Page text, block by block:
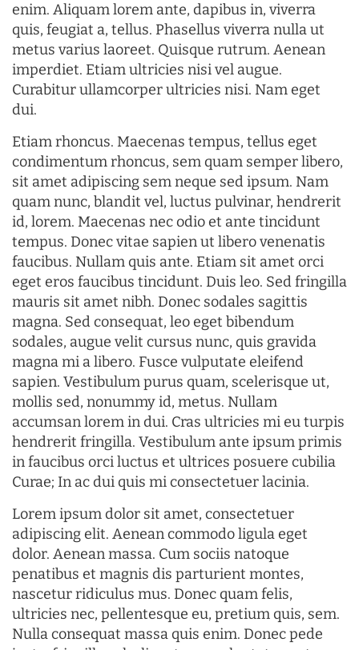
enim. Aliquam lorem ante, dapibus in, viverra
quis, feugiat a, tellus. Phasellus viverra nulla ut
metus varius laoreet. Quisque rutrum. Aenean
imperdiet. Etiam ultricies nisi vel augue.
Curabitur ullamcorper ultricies nisi. Nam eget
dui.
Etiam rhoncus. Maecenas tempus, tellus eget
condimentum rhoncus, sem quam semper libero,
sit amet adipiscing sem neque sed ipsum. Nam
quam nunc, blandit vel, luctus pulvinar, hendrerit
id, lorem. Maecenas nec odio et ante tincidunt
tempus. Donec vitae sapien ut libero venenatis
faucibus. Nullam quis ante. Etiam sit amet orci
eget eros faucibus tincidunt. Duis leo. Sed fringilla
mauris sit amet nibh. Donec sodales sagittis
magna. Sed consequat, leo eget bibendum
sodales, augue velit cursus nunc, quis gravida
magna mi a libero. Fusce vulputate eleifend
sapien. Vestibulum purus quam, scelerisque ut,
mollis sed, nonummy id, metus. Nullam
accumsan lorem in dui. Cras ultricies mi eu turpis
hendrerit fringilla. Vestibulum ante ipsum primis
in faucibus orci luctus et ultrices posuere cubilia
Curae; In ac dui quis mi consectetuer lacinia.
Lorem ipsum dolor sit amet, consectetuer
adipiscing elit. Aenean commodo ligula eget
dolor. Aenean massa. Cum sociis natoque
penatibus et magnis dis parturient montes,
nascetur ridiculus mus. Donec quam felis,
ultricies nec, pellentesque eu, pretium quis, sem.
Nulla consequat massa quis enim. Donec pede